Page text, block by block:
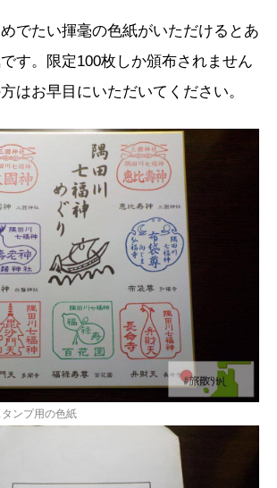
でたい揮毫の色紙がいただけるとあ
す。限定100枚しか頒布されません
はお早目にいただいてください。
ンプ用の色紙